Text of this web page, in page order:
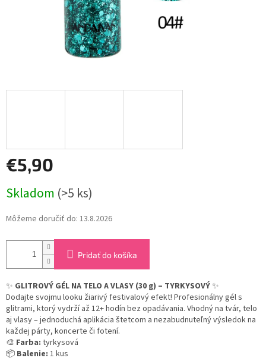
€5,90
cena:
Skladom (>5 ks)
Môžeme doručiť do: 13.8.2026
Pridať do košíka
✨ GLITROVÝ GÉL NA TELO A VLASY (30 g) – TYRKYSOVÝ✨
Dodajte svojmu looku žiarivý festivalový efekt! Profesionálny gél s
glitrami, ktorý vydrží až 12+ hodín bez opadávania. Vhodný na tvár, telo
aj vlasy – jednoduchá aplikácia štetcom a nezabudnuteľný výsledok na
každej párty, koncerte či fotení.
🎨 Farba: tyrkysová
📦 Balenie: 1 kus